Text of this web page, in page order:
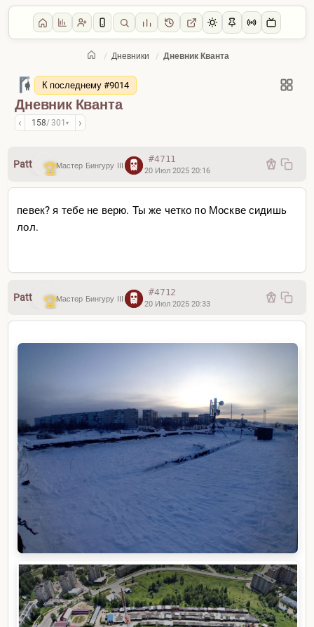
/ Дневники / Дневник Кванта
Главная / Дневники
Дневник Кванта
‹ 158/ 301▾ ›
К последнему #9014
Patt Мастер Бингуру III
#4711
20 Июл 2025 20:16
певек? я тебе не верю. Ты же четко по Москве сидишь
лол.
Patt Мастер Бингуру III
#4712
20 Июл 2025 20:33